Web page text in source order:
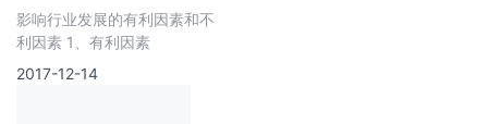
影响行业发展的有利因素和不
利因素 1、有利因素
2017-12-14